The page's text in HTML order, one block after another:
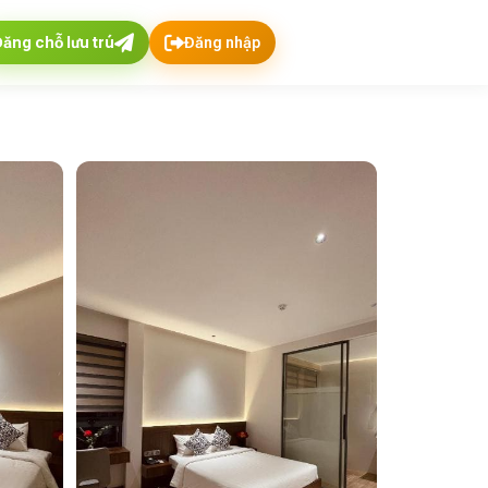
chỗ lưu trú Đăng nhập